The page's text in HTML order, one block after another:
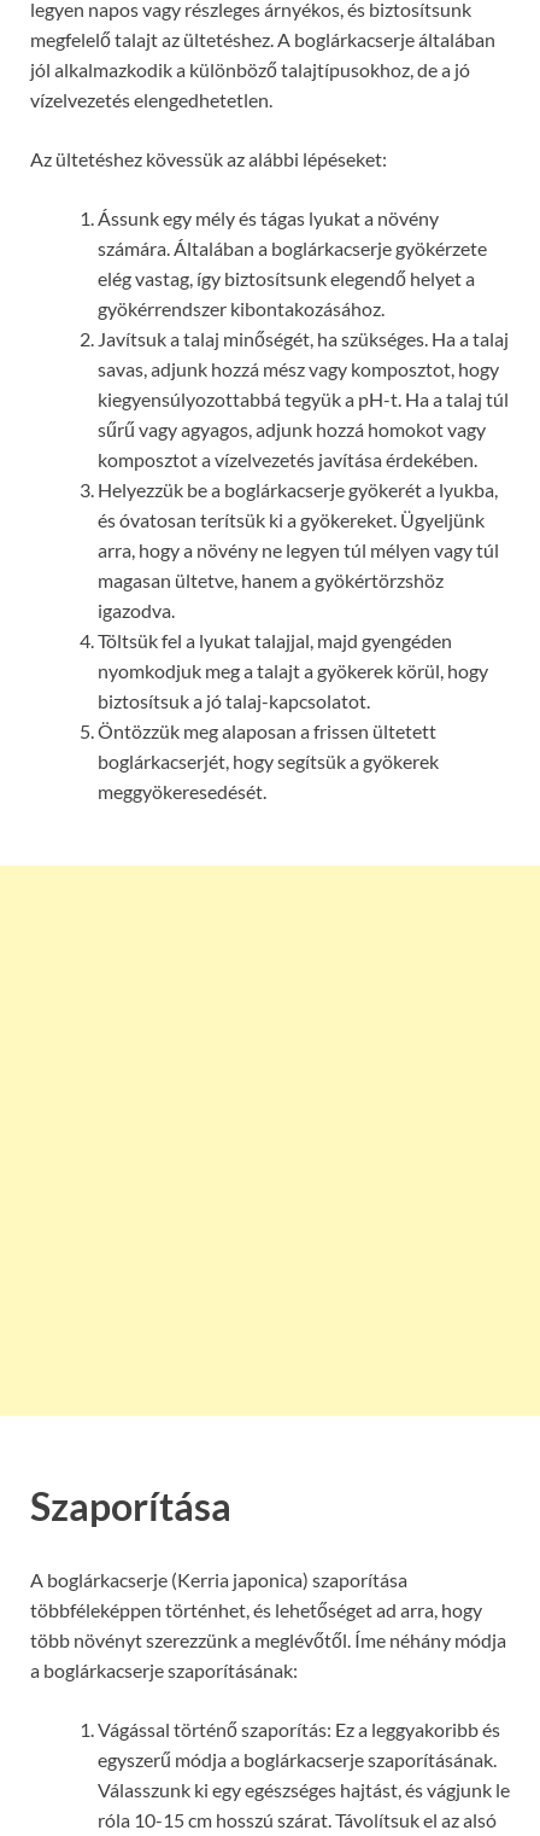
legyen napos vagy részleges árnyékos, és biztosítsunk
megfelelő talajt az ültetéshez. A boglárkacserje általában
jól alkalmazkodik a különböző talajtípusokhoz, de a jó
vízelvezetés elengedhetetlen.
Az ültetéshez kövessük az alábbi lépéseket:
Ássunk egy mély és tágas lyukat a növény
számára. Általában a boglárkacserje gyökérzete
elég vastag, így biztosítsunk elegendő helyet a
gyökérrendszer kibontakozásához.
Javítsuk a talaj minőségét, ha szükséges. Ha a talaj
savas, adjunk hozzá mész vagy komposztot, hogy
kiegyensúlyozottabbá tegyük a pH-t. Ha a talaj túl
sűrű vagy agyagos, adjunk hozzá homokot vagy
komposztot a vízelvezetés javítása érdekében.
Helyezzük be a boglárkacserje gyökerét a lyukba,
és óvatosan terítsük ki a gyökereket. Ügyeljünk
arra, hogy a növény ne legyen túl mélyen vagy túl
magasan ültetve, hanem a gyökértörzshöz
igazodva.
Töltsük fel a lyukat talajjal, majd gyengéden
nyomkodjuk meg a talajt a gyökerek körül, hogy
biztosítsuk a jó talaj-kapcsolatot.
Öntözzük meg alaposan a frissen ültetett
boglárkacserjét, hogy segítsük a gyökerek
meggyökeresedését.
Szaporítása
A boglárkacserje (Kerria japonica) szaporítása
többféleképpen történhet, és lehetőséget ad arra, hogy
több növényt szerezzünk a meglévőtől. Íme néhány módja
a boglárkacserje szaporításának:
Vágással történő szaporítás: Ez a leggyakoribb és
egyszerű módja a boglárkacserje szaporításának.
Válasszunk ki egy egészséges hajtást, és vágjunk le
róla 10-15 cm hosszú szárat. Távolítsuk el az alsó